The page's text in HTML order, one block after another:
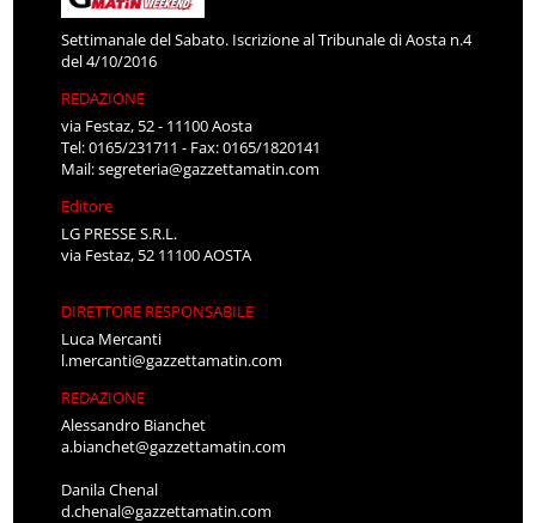
Settimanale del Sabato. Iscrizione al Tribunale di Aosta n.4
del 4/10/2016
REDAZIONE
via Festaz, 52 - 11100 Aosta
Tel: 0165/231711 - Fax: 0165/1820141
Mail:segreteria@gazzettamatin.com
Editore
LG PRESSE S.R.L.
via Festaz, 52 11100 AOSTA
DIRETTORE RESPONSABILE
Luca Mercanti
l.mercanti@gazzettamatin.com
REDAZIONE
Alessandro Bianchet
a.bianchet@gazzettamatin.com
Danila Chenal
d.chenal@gazzettamatin.com